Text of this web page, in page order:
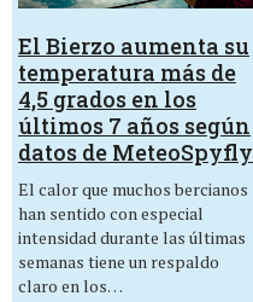
El Bierzo aumenta su
temperatura más de
4,5 grados en los
últimos 7 años según
datos de MeteoSpyfly
El calor que muchos bercianos
han sentido con especial
intensidad durante las últimas
semanas tiene un respaldo
claro en los…